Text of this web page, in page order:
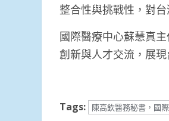
整合性與挑戰性，對
國際醫療中心蘇慧真
創新與人才交流，展
Tags: 陳高欽醫務秘書，國